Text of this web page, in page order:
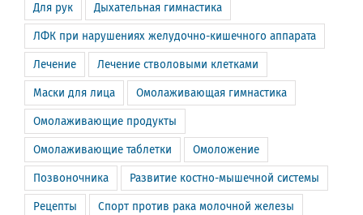
Для рук Дыхательная гимнастика
ЛФК при нарушениях желудочно-кишечного аппарата
Лечение Лечение стволовыми клетками
Маски для лица Омолаживающая гимнастика
Омолаживающие продукты
Омолаживающие таблетки Омоложение
Позвоночника Развитие костно-мышечной системы
Рецепты Спорт против рака молочной железы